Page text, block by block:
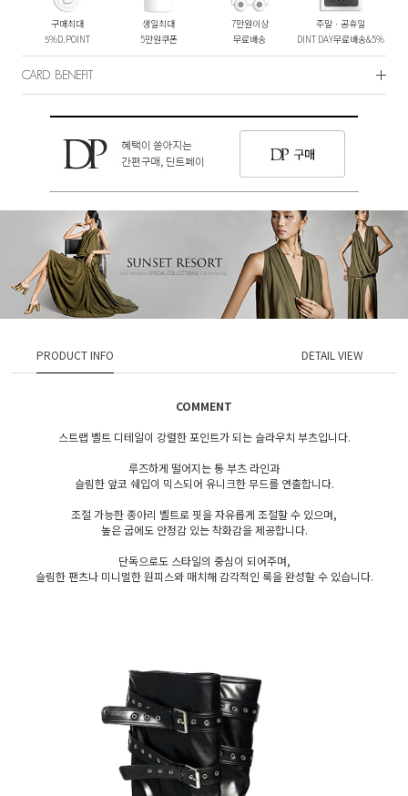
구매최대
5%D.POINT
생일최대
5만원쿠폰
7만원이상
무료배송
주말ㆍ공휴일
DINT DAY무료배송&5%
CARD BENEFIT
PRODUCT INFO DETAIL VIEW
COMMENT
스트랩 벨트 디테일이 강렬한 포인트가 되는 슬라우치 부츠입니다.
루즈하게 떨어지는 통 부츠 라인과
슬림한 앞코 쉐입이 믹스되어 유니크한 무드를 연출합니다.
조절 가능한 종아리 벨트로 핏을 자유롭게 조절할 수 있으며,
높은 굽에도 안정감 있는 착화감을 제공합니다.
단독으로도 스타일의 중심이 되어주며,
슬림한 팬츠나 미니멀한 원피스와 매치해 감각적인 룩을 완성할 수 있습니다.